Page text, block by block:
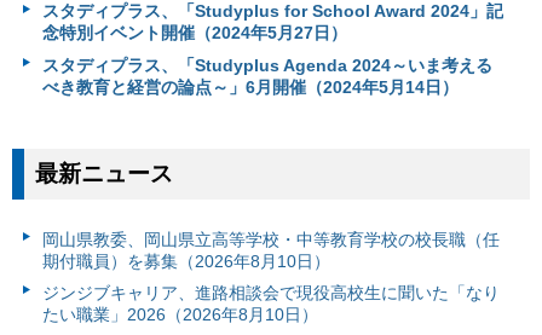
スタディプラス、「Studyplus for School Award 2024」記
念特別イベント開催（2024年5月27日）
スタディプラス、「Studyplus Agenda 2024～いま考える
べき教育と経営の論点～」6月開催（2024年5月14日）
最新ニュース
岡山県教委、岡山県立高等学校・中等教育学校の校長職（任
期付職員）を募集（2026年8月10日）
ジンジブキャリア、進路相談会で現役高校生に聞いた「なり
たい職業」2026（2026年8月10日）